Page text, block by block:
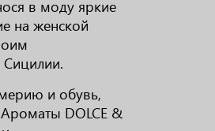
в моду яркие
на женской
и обувь,
DOLCE &